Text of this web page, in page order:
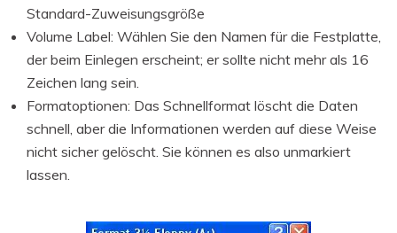
Standard-Zuweisungsgröße
Volume Label: Wählen Sie den Namen für die Festplatte,
der beim Einlegen erscheint; er sollte nicht mehr als 16
Zeichen lang sein.
Formatoptionen: Das Schnellformat löscht die Daten
schnell, aber die Informationen werden auf diese Weise
nicht sicher gelöscht. Sie können es also unmarkiert
lassen.